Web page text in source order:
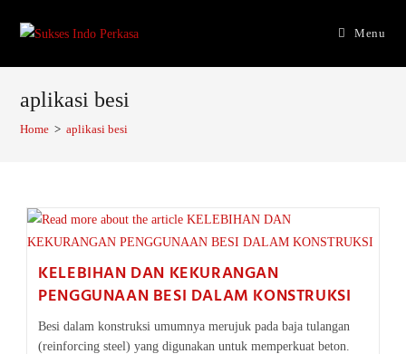
Menu
aplikasi besi
Home > aplikasi besi
KELEBIHAN DAN KEKURANGAN
PENGGUNAAN BESI DALAM KONSTRUKSI
Besi dalam konstruksi umumnya merujuk pada baja tulangan
(reinforcing steel) yang digunakan untuk memperkuat beton.